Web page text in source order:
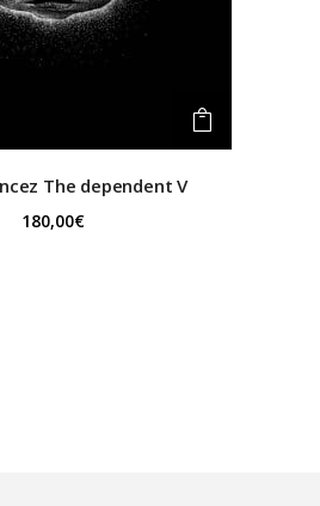
The dependent V
180,00€